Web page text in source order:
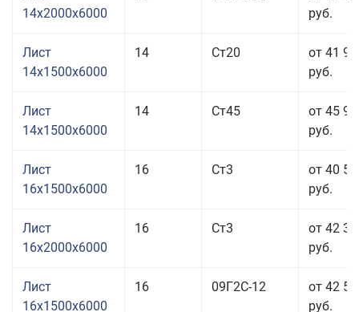
14x2000x6000
руб.
Лист
14x1500x6000
14 Ст20
от 41
руб.
Лист
14x1500x6000
14 Ст45
от 45
руб.
Лист
16x1500x6000
16 Ст3
от 40
руб.
Лист
16x2000x6000
16 Ст3
от 42
руб.
Лист
16x1500x6000
16 09Г2С-12
от 42
руб.